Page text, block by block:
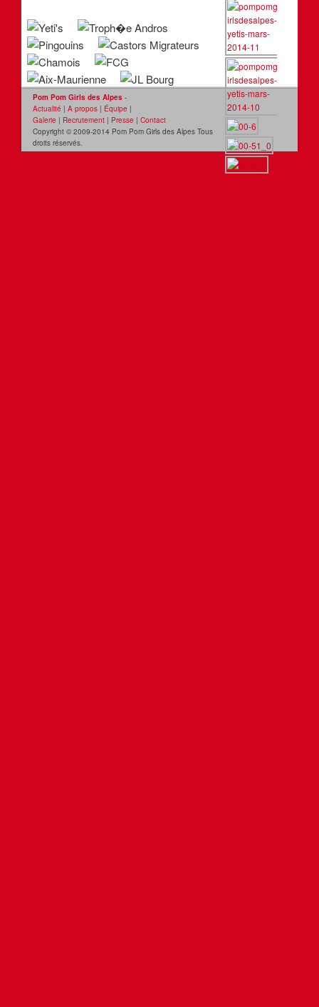
Pom Pom Girls des Alpes -
Actualité | A propos | Équipe |
Galerie | Recrutement | Presse | Contact
Copyright © 2009-2014 Pom Pom Girls des Alpes Tous
droits réservés.